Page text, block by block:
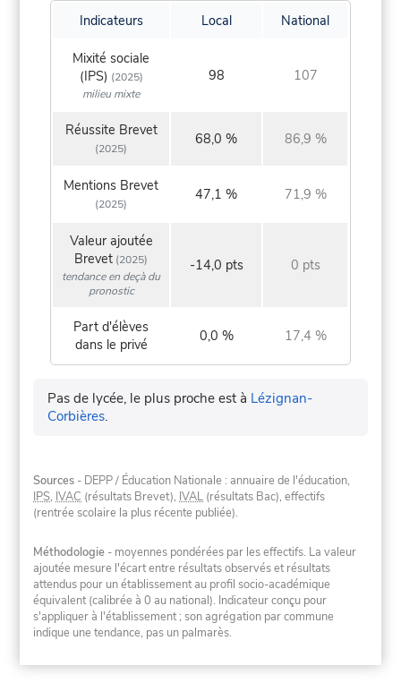
Indicateurs Local National
Mixité sociale
(IPS) (2025)
milieu mixte
98 107
Réussite Brevet
(2025)
68,0 % 86,9 %
Mentions Brevet
(2025)
47,1 % 71,9 %
Valeur ajoutée
Brevet (2025)
tendance en deçà du
pronostic
-14,0 pts 0 pts
Part d'élèves
dans le privé
0,0 % 17,4 %
Pas de lycée, le plus proche est à Lézignan-
Corbières.
Sources - DEPP / Éducation Nationale : annuaire de l'éducation,
IPS, IVAC (résultats Brevet), IVAL (résultats Bac), effectifs
(rentrée scolaire la plus récente publiée).
Méthodologie - moyennes pondérées par les effectifs. La valeur
ajoutée mesure l'écart entre résultats observés et résultats
attendus pour un établissement au profil socio-académique
équivalent (calibrée à 0 au national). Indicateur conçu pour
s'appliquer à l'établissement ; son agrégation par commune
indique une tendance, pas un palmarès.